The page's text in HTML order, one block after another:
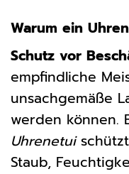
Warum ein
Schutz vor
empfindliche
unsachgemäße
werden können.
Uhrenetui
Staub,